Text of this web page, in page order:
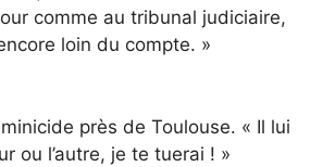
comme au tribunal judiciaire,
loin du compte. »
près de Toulouse. « Il lui
ou l’autre, je te tuerai ! »